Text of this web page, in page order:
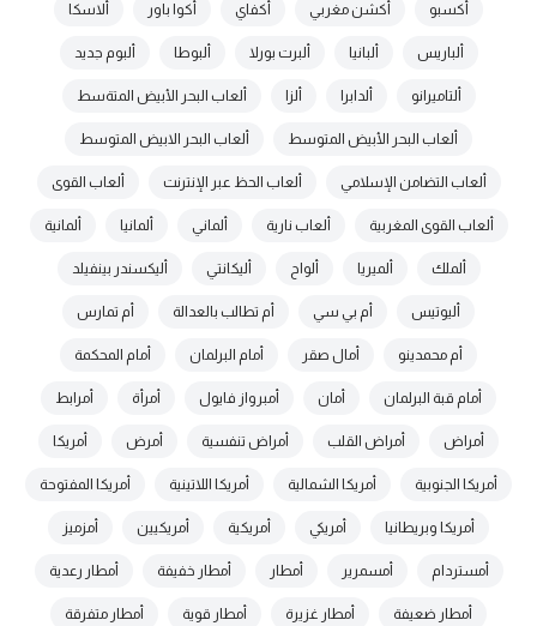
أكسبو أكشن مغربي أكفاي أكوا باور ألاسكا
ألباريس ألبانيا ألبرت بورلا ألبوطا ألبوم جديد
ألتاميرانو ألدابرا ألزا ألعاب البحر الأبيض المتةسط
ألعاب البحر الأبيض المتوسط ألعاب البحر الابيض المتوسط
ألعاب التضامن الإسلامي ألعاب الحظ عبر الإنترنت ألعاب القوى
ألعاب القوى المغربية ألعاب نارية ألماني ألمانيا ألمانية
ألملك ألميريا ألواح أليكانتي أليكسندر بينفيلد
أليوتيس أم بي سي أم تطالب بالعدالة أم تمارس
أم محمدينو أمال صقر أمام البرلمان أمام المحكمة
أمام قبة البرلمان أمان أمبرواز فايول أمرأة أمرابط
أمراض أمراض القلب أمراض تنفسية أمرض أمريكا
أمريكا الجنوبية أمريكا الشمالية أمريكا اللاتينية أمريكا المفتوحة
أمريكا وبريطانيا أمريكي أمريكية أمريكيين أمزميز
أمستردام أمسمرير أمطار أمطار خفيفة أمطار رعدية
أمطار ضعيفة أمطار غزيرة أمطار قوية أمطار متفرقة